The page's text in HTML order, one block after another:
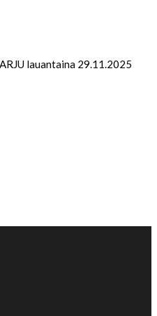
lauantaina 29.11.2025